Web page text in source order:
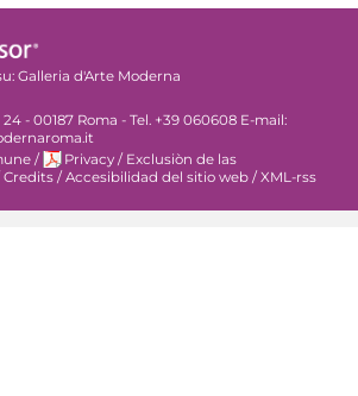
Galleria d'Arte Moderna
- 00187 Roma - Tel. +39 060608 E-mail:
/ Privacy / Exclusiòn de las
Credits /Accesibilidad del sitio web /XML-rss